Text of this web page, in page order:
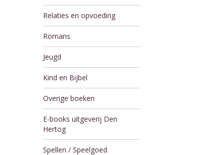
Relaties en opvoeding
Romans
Jeugd
Kind en Bijbel
Overige boeken
E-books uitgeverij Den
Hertog
Spellen / Speelgoed